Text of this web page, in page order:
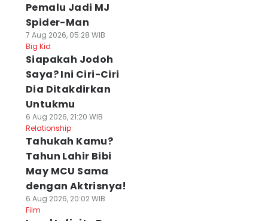
Pemalu Jadi MJ
Spider-Man
7 Aug 2026, 05:28 WIB
Big Kid
Siapakah Jodoh
Saya? Ini Ciri-Ciri
Dia Ditakdirkan
Untukmu
6 Aug 2026, 21:20 WIB
Relationship
Tahukah Kamu?
Tahun Lahir Bibi
May MCU Sama
dengan Aktrisnya!
6 Aug 2026, 20:02 WIB
Film